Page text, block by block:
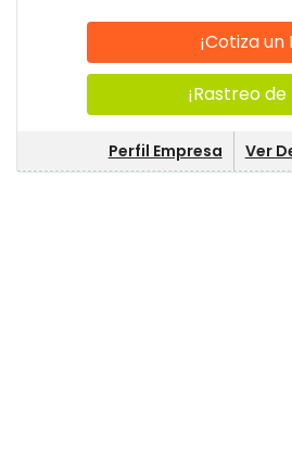
¡Cotiza un
¡Rastreo
Perfil Empresa Ver